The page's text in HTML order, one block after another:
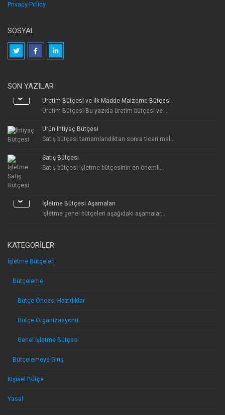
Privacy-Policy
SOSYAL
SON YAZILAR
Üretim Bütçesi ve ilk Madde Malzeme Bütçesi
Üretim Bütçesi Bu yazıda üretim bütçesi ve ...
Ürün İhtiyaç Bütçesi
Satış bütçesi tamamlandıktan sonra ticari mal...
Satış Bütçesi
Satış bütçesi işletme bütçesinin en önemli...
İşletme Bütçesi Aşamaları
İşletme genel bütçeleri aşağıdaki aşamalar...
KATEGORILER
İşletme Bütçeleri
Bütçeleme
Bütçe Öncesi Hazırlıklar
Bütçe Organizasyonu
Genel İşletme Bütçesi
Bütçelemeye Giriş
Kişisel Bütçe
Yasal